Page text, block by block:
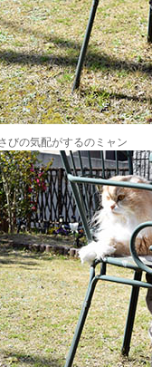
びの気配がするのミャン